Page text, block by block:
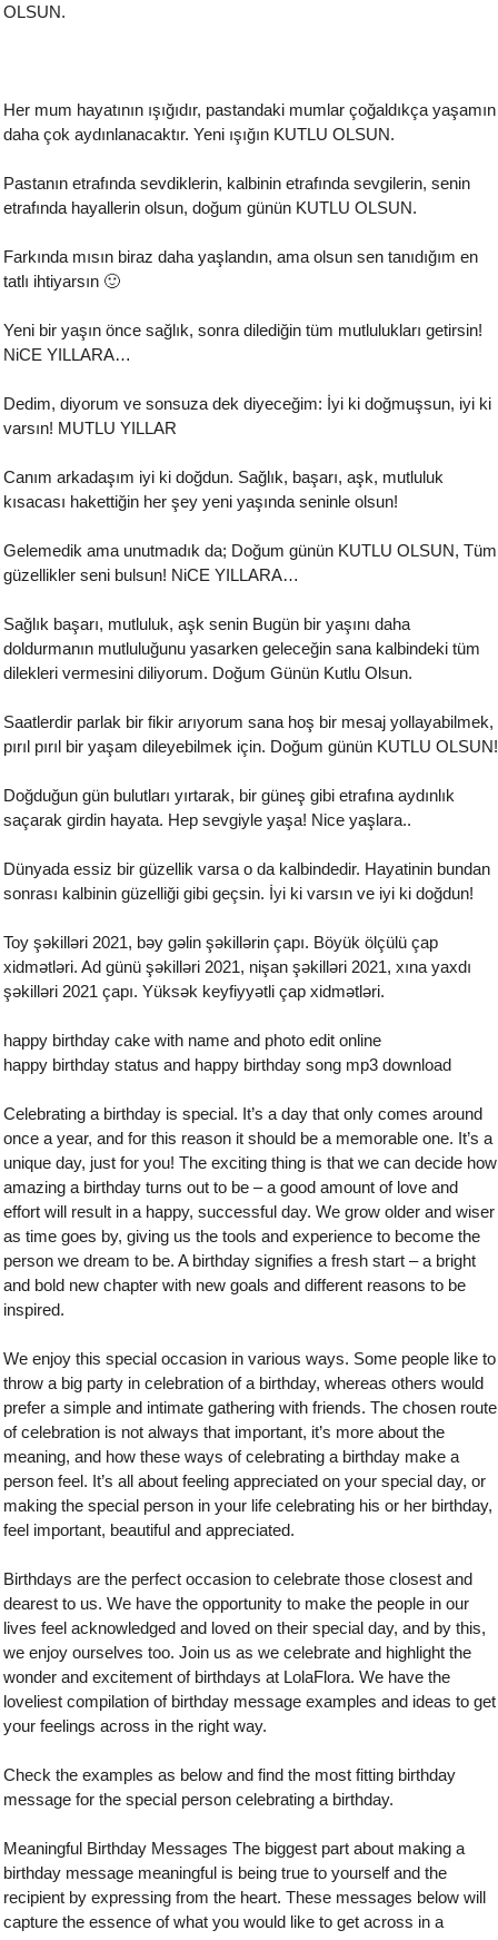
OLSUN.
Her mum hayatının ışığıdır, pastandaki mumlar çoğaldıkça yaşamın
daha çok aydınlanacaktır. Yeni ışığın KUTLU OLSUN.
Pastanın etrafında sevdiklerin, kalbinin etrafında sevgilerin, senin
etrafında hayallerin olsun, doğum günün KUTLU OLSUN.
Farkında mısın biraz daha yaşlandın, ama olsun sen tanıdığım en
tatlı ihtiyarsın 🙂
Yeni bir yaşın önce sağlık, sonra dilediğin tüm mutlulukları getirsin!
NiCE YILLARA…
Dedim, diyorum ve sonsuza dek diyeceğim: İyi ki doğmuşsun, iyi ki
varsın! MUTLU YILLAR
Canım arkadaşım iyi ki doğdun. Sağlık, başarı, aşk, mutluluk
kısacası hakettiğin her şey yeni yaşında seninle olsun!
Gelemedik ama unutmadık da; Doğum günün KUTLU OLSUN, Tüm
güzellikler seni bulsun! NiCE YILLARA…
Sağlık başarı, mutluluk, aşk senin Bugün bir yaşını daha
doldurmanın mutluluğunu yasarken geleceğin sana kalbindeki tüm
dilekleri vermesini diliyorum. Doğum Günün Kutlu Olsun.
Saatlerdir parlak bir fikir arıyorum sana hoş bir mesaj yollayabilmek,
pırıl pırıl bir yaşam dileyebilmek için. Doğum günün KUTLU OLSUN!
Doğduğun gün bulutları yırtarak, bir güneş gibi etrafına aydınlık
saçarak girdin hayata. Hep sevgiyle yaşa! Nice yaşlara..
Dünyada essiz bir güzellik varsa o da kalbindedir. Hayatinin bundan
sonrası kalbinin güzelliği gibi geçsin. İyi ki varsın ve iyi ki doğdun!
Toy şəkilləri 2021, bəy gəlin şəkillərin çapı. Böyük ölçülü çap
xidmətləri. Ad günü şəkilləri 2021, nişan şəkilləri 2021, xına yaxdı
şəkilləri 2021 çapı. Yüksək keyfiyyətli çap xidmətləri.
happy birthday cake with name and photo edit online
happy birthday status and happy birthday song mp3 download
Celebrating a birthday is special. It’s a day that only comes around
once a year, and for this reason it should be a memorable one. It’s a
unique day, just for you! The exciting thing is that we can decide how
amazing a birthday turns out to be – a good amount of love and
effort will result in a happy, successful day. We grow older and wiser
as time goes by, giving us the tools and experience to become the
person we dream to be. A birthday signifies a fresh start – a bright
and bold new chapter with new goals and different reasons to be
inspired.
We enjoy this special occasion in various ways. Some people like to
throw a big party in celebration of a birthday, whereas others would
prefer a simple and intimate gathering with friends. The chosen route
of celebration is not always that important, it’s more about the
meaning, and how these ways of celebrating a birthday make a
person feel. It’s all about feeling appreciated on your special day, or
making the special person in your life celebrating his or her birthday,
feel important, beautiful and appreciated.
Birthdays are the perfect occasion to celebrate those closest and
dearest to us. We have the opportunity to make the people in our
lives feel acknowledged and loved on their special day, and by this,
we enjoy ourselves too. Join us as we celebrate and highlight the
wonder and excitement of birthdays at LolaFlora. We have the
loveliest compilation of birthday message examples and ideas to get
your feelings across in the right way.
Check the examples as below and find the most fitting birthday
message for the special person celebrating a birthday.
Meaningful Birthday Messages The biggest part about making a
birthday message meaningful is being true to yourself and the
recipient by expressing from the heart. These messages below will
capture the essence of what you would like to get across in a